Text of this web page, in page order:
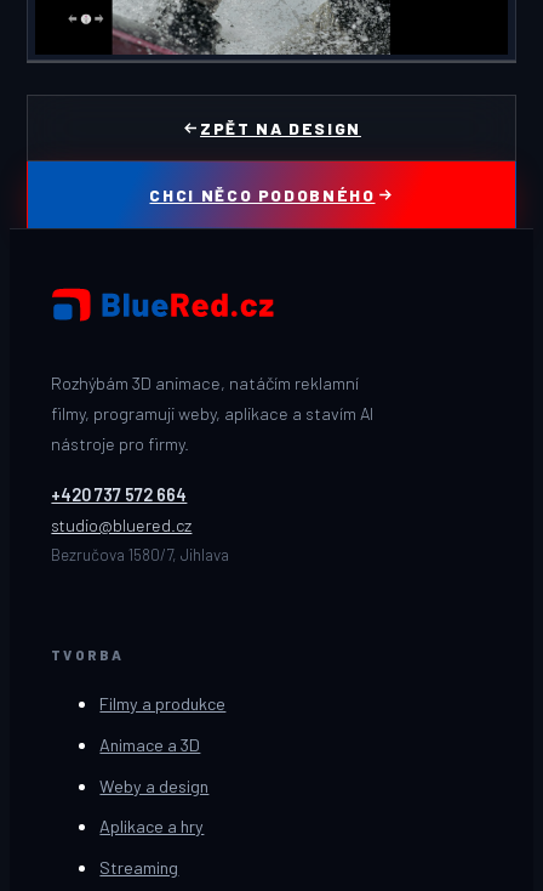
ZPĚT NA DESIGN
CHCI NĚCO PODOBNÉHO
Rozhýbám 3D animace, natáčím reklamní
filmy, programuji weby, aplikace a stavím AI
nástroje pro firmy.
+420 737 572 664
studio@bluered.cz
Bezručova 1580/7, Jihlava
TVORBA
Filmy a produkce
Animace a 3D
Weby a design
Aplikace a hry
Streaming